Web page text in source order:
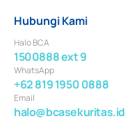
Hubungi Kami
Halo BCA
1500888 ext 9
WhatsApp
+62 819 1950 0888
Email
halo@bcasekuritas.id